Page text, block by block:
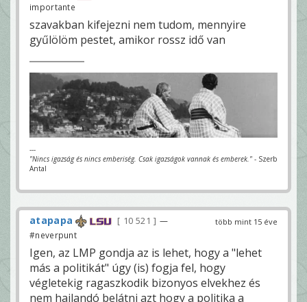
importante
szavakban kifejezni nem tudom, mennyire
gyűlölöm pestet, amikor rossz idő van
---
"Nincs igazság és nincs emberiség. Csak igazságok vannak és emberek." - Szerb
Antal
több mint 15 éve
atapapa 10 521
—
#neverpunt
Igen, az LMP gondja az is lehet, hogy a "lehet
más a politikát" úgy (is) fogja fel, hogy
végletekig ragaszkodik bizonyos elvekhez és
nem hajlandó belátni azt hogy a politika a